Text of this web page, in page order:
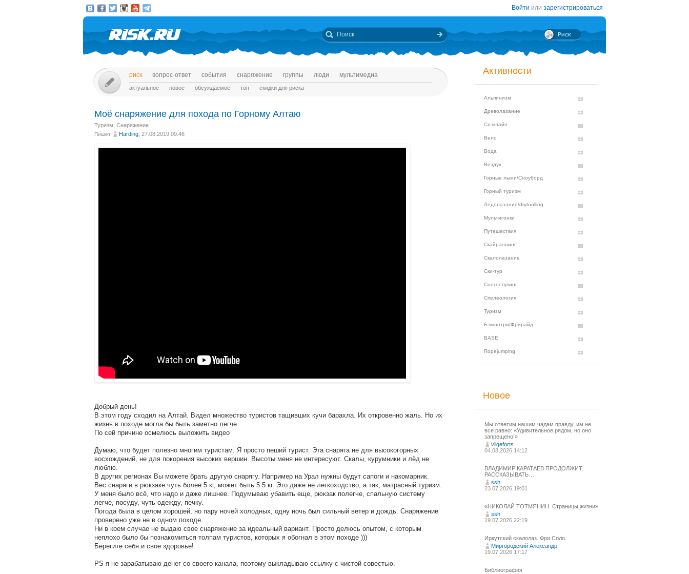
Войти или зарегистрироваться
риск вопрос-ответ события снаряжение группы люди мультимедиа
актуальное новое обсуждаемое топ скидки для риска
Моё снаряжение для похода по Горному Алтаю
Туризм Снаряжение
Пишет Harding , 27.08.2019 09:46
Добрый день!
В этом году сходил на Алтай. Видел множество туристов тащивших кучи барахла. Их откровенно жаль. Но их
жизнь в походе могла бы быть заметно легче.
По сей причине осмелюсь выложить видео
Думаю, что будет полезно многим туристам. Я просто пеший турист. Эта снаряга не для высокогорных
восхождений, не для покорения высоких вершин. Высоты меня не интересуют. Скалы, курумники и лёд не
люблю.
В других регионах Вы можете брать другую снарягу. Например на Урал нужны будут сапоги и накомарник.
Вес снаряги в рюкзаке чуть более 5 кг, может быть 5.5 кг. Это даже не легкоходство, а так, матрасный туризм.
У меня было всё, что надо и даже лишнее. Подумываю убавить еще, рюкзак полегче, спальную систему
легче, посуду, чуть одежду, печку.
Погода была в целом хорошей, но пару ночей холодных, одну ночь был сильный ветер и дождь. Снаряжение
проверено уже не в одном походе.
Ни в коем случае не выдаю свое снаряжение за идеальный вариант. Просто делюсь опытом, с которым
неплохо было бы познакомиться толпам туристов, которых я обогнал в этом походе )))
Берегите себя и свое здоровье!
PS я не зарабатываю денег со своего канала, поэтому выкладываю ссылку с чистой совестью.
Активности
Альпинизм
Древолазание
Слэклайн
Вело
Вода
Воздух
Горные лыжи/Сноуборд
Горный туризм
Ледолазание/drytoolling
Мультигонки
Путешествия
Скайраннинг
Скалолазание
Ски-тур
Снегоступинг
Спелеология
Туризм
Бэккантри/Фрирайд
BASE
Ropejumping
Новое
Мы ответим нашим чадам правду, им не
все равно: «Удивительное рядом, но оно
запрещено!»
vilgeforts
04.08.2026 14:12
ВЛАДИМИР КАРАТАЕВ ПРОДОЛЖИТ
РАССКАЗЫВАТЬ…
ssh
23.07.2026 19:01
«НИКОЛАЙ ТОТМЯНИН. Страницы жизни»
ssh
19.07.2026 22:19
Иркутский скалолаз. Фри Соло.
Миргородский Александр
19.07.2026 17:17
Библиография